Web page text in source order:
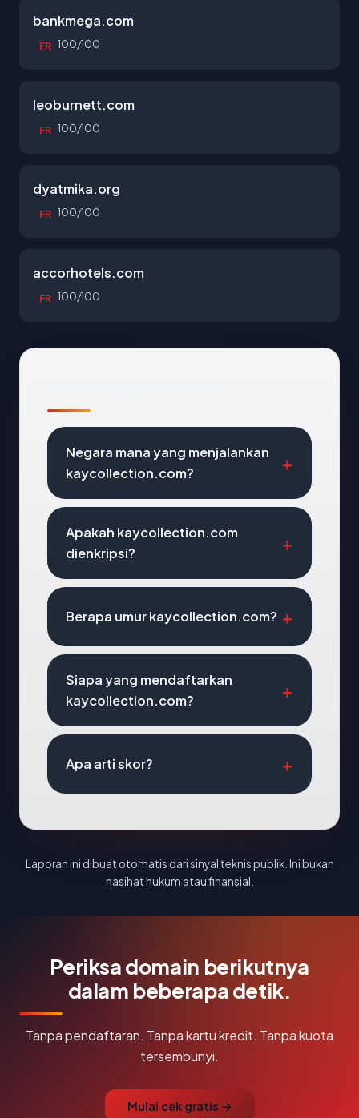
bankmega.com
FR 100/100
leoburnett.com
FR 100/100
dyatmika.org
FR 100/100
accorhotels.com
FR 100/100
Negara mana yang menjalankan
kaycollection.com?
Apakah kaycollection.com
dienkripsi?
Berapa umur kaycollection.com?
Siapa yang mendaftarkan
kaycollection.com?
Apa arti skor?
Laporan ini dibuat otomatis dari sinyal teknis publik. Ini bukan
nasihat hukum atau finansial.
Periksa domain berikutnya
dalam beberapa detik.
Tanpa pendaftaran. Tanpa kartu kredit. Tanpa kuota
tersembunyi.
Mulai cek gratis →